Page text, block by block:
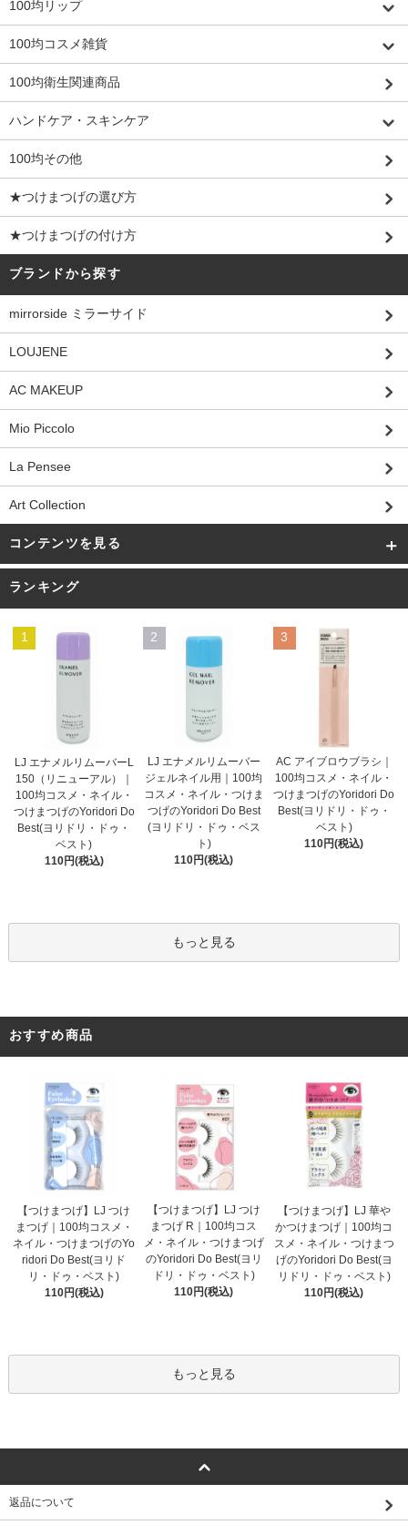
100均リップ
100均コスメ雑貨
100均衛生関連商品
ハンドケア・スキンケア
100均その他
★つけまつげの選び方
★つけまつげの付け方
ブランドから探す
mirrorside ミラーサイド
LOUJENE
AC MAKEUP
Mio Piccolo
La Pensee
Art Collection
コンテンツを見る
ランキング
1
LJ エナメルリムーバーL
150（リニューアル）｜
100均コスメ・ネイル・
つけまつげのYoridori Do
Best(ヨリドリ・ドゥ・
ベスト)
110円(税込)
2
LJ エナメルリムーバー
ジェルネイル用｜100均
コスメ・ネイル・つけま
つげのYoridori Do Best
(ヨリドリ・ドゥ・ベス
ト)
110円(税込)
3
AC アイブロウブラシ｜
100均コスメ・ネイル・
つけまつげのYoridori Do
Best(ヨリドリ・ドゥ・
ベスト)
110円(税込)
もっと見る
おすすめ商品
【つけまつげ】LJ つけ
まつげ｜100均コスメ・
ネイル・つけまつげのYo
ridori Do Best(ヨリド
リ・ドゥ・ベスト)
110円(税込)
【つけまつげ】LJ つけ
まつげ R｜100均コス
メ・ネイル・つけまつげ
のYoridori Do Best(ヨリ
ドリ・ドゥ・ベスト)
110円(税込)
【つけまつげ】LJ 華や
かつけまつげ｜100均コ
スメ・ネイル・つけまつ
げのYoridori Do Best(ヨ
リドリ・ドゥ・ベスト)
110円(税込)
もっと見る
返品について